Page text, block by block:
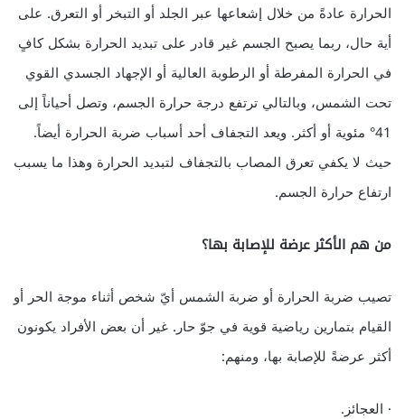
الحرارة عادةً من خلال إشعاعها عبر الجلد أو التبخر أو التعرق. على
أية حال، ربما يصبح الجسم غير قادر على تبديد الحرارة بشكل كافٍ
في الحرارة المفرطة أو الرطوبة العالية أو الإجهاد الجسدي القوي
تحت الشمس، وبالتالي ترتفع درجة حرارة الجسم، وتصل أحياناً إلى
41° مئوية أو أكثر. ويعد التجفاف أحد أسباب ضربة الحرارة أيضاً.
حيث لا يكفي تعرق المصاب بالتجفاف لتبديد الحرارة وهذا ما يسبب
ارتفاع حرارة الجسم.
من هم الأكثر عرضة للإصابة بها؟
تصيب ضربة الحرارة أو ضربة الشمس أيّ شخص أثناء موجة الحر أو
القيام بتمارين رياضية قوية في جوّ حار. غير أن بعض الأفراد يكونون
أكثر عرضةً للإصابة بها، ومنهم:
· العجائز.